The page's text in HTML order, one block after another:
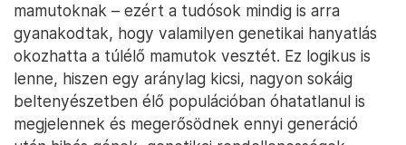
mamutoknak – ezért a tudósok mindig is arra
gyanakodtak, hogy valamilyen genetikai hanyatlás
okozhatta a túlélő mamutok vesztét. Ez logikus is
lenne, hiszen egy aránylag kicsi, nagyon sokáig
beltenyészetben élő populációban óhatatlanul is
megjelennek és megerősödnek ennyi generáció